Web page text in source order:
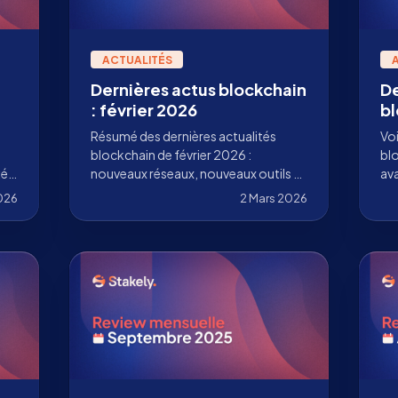
ACTUALITÉS
Dernières actus blockchain
: février 2026
Résumé des dernières actualités
blockchain de février 2026 :
nouveaux réseaux, nouveaux outils et
le meilleur de l’écosystème.2 Mars 2026